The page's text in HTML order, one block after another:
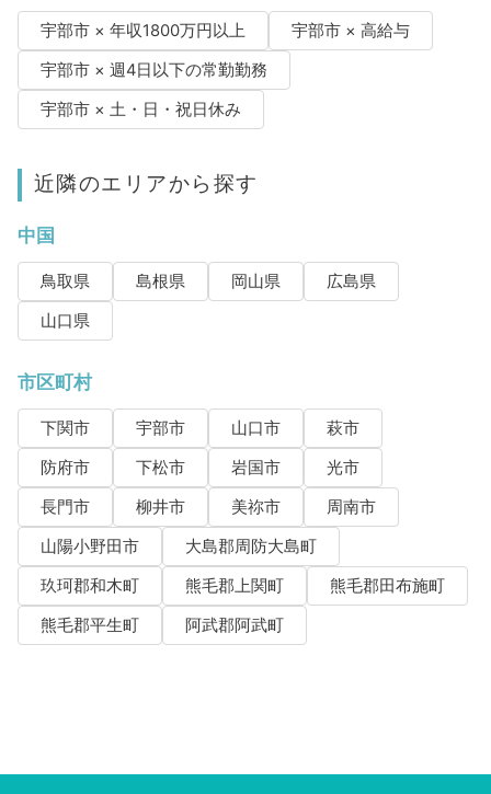
宇部市 × 年収1800万円以上
宇部市 × 高給与
宇部市 × 週4日以下の常勤勤務
宇部市 × 土・日・祝日休み
近隣のエリアから探す
中国
鳥取県 島根県 岡山県
広島県
山口県
市区町村
下関市 宇部市 山口市
萩市
防府市
下松市 岩国市
光市
長門市
柳井市 美祢市
周南市
山陽小野田市
大島郡周防大島町
玖珂郡和木町
熊毛郡上関町
熊毛郡田布施町
熊毛郡平生町
阿武郡阿武町